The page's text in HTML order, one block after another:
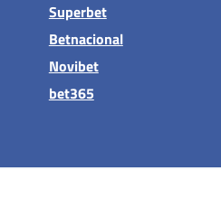
Superbet
Betnacional
Novibet
bet365